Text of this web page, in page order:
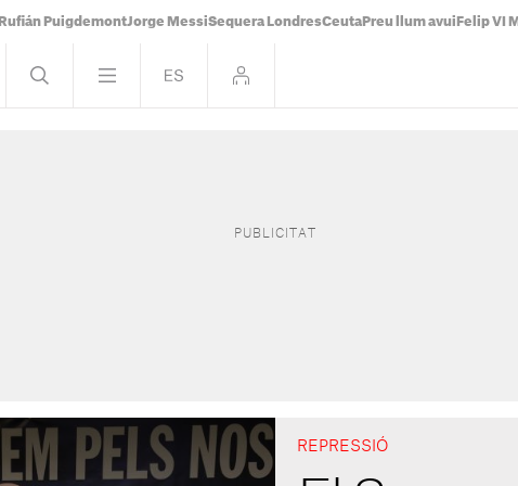
Rufián PuigdemontJorge MessiSequera LondresCeuta Preu llum avui Felip VI
REPRESSIÓ